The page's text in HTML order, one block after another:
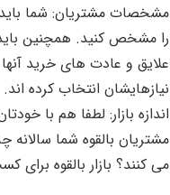
مشخصات مشتریان: شما
را مشخص کنید. همچنین باید
علایق و عادت های خرید
نیازهایشان انتخاب کرده اند.
اندازه بازار: لطفا هم با
مشتریان بالقوه شما سالانه
می کنند؟ بازار بالقوه